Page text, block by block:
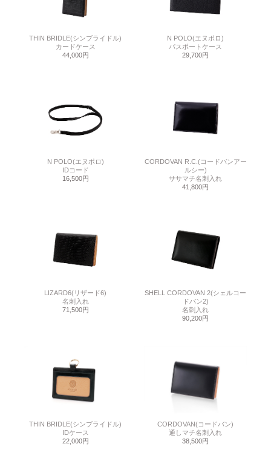
THIN BRIDLE(シンブライドル)
カードケース
44,000円
N POLO(エヌポロ)
パスポートケース
29,700円
N POLO(エヌポロ)
IDコード
16,500円
CORDOVAN R.C.(コードバンアー
ルシー)
ササマチ名刺入れ
41,800円
LIZARD6(リザード6)
名刺入れ
71,500円
SHELL CORDOVAN 2(シェルコー
ドバン2)
名刺入れ
90,200円
THIN BRIDLE(シンブライドル)
IDケース
22,000円
CORDOVAN(コードバン)
通しマチ名刺入れ
38,500円